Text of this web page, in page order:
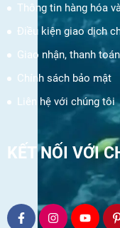
Thông tin hàng hóa
Điều kiện giao dịch
Giao nhận, thanh
Chính sách bảo mật
Liên hệ với chúng tôi
KẾT NỐI VỚI